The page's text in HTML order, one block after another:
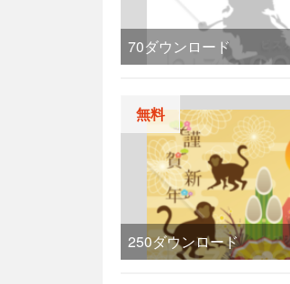
70ダウンロード
無料
250ダウンロード